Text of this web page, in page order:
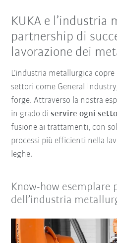
KUKA e l’industria
partnership di
lavorazione dei
L’industria metallurgica
settori come General
forge. Attraverso la nostra
in grado di servire ogni
fusione ai trattamenti, con
processi più efficienti nella
leghe.
Know-how
dell’industria